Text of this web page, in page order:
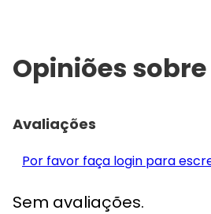
Opiniões
Avaliações
Por favor faça login para
Sem avaliações.